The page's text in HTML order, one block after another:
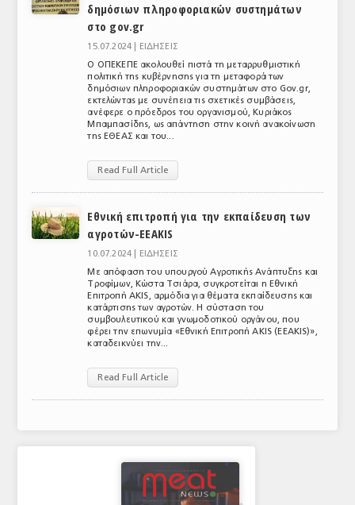
δημόσιων πληροφοριακών συστημάτων
στο gov.gr
15.07.2024 |
ΕΙΔΗΣΕΙΣ
Ο ΟΠΕΚΕΠΕ ακολουθεί πιστά τη μεταρρυθμιστική
πολιτική της κυβέρνησης για τη μεταφορά των
δημόσιων πληροφοριακών συστημάτων στο Gov.gr,
εκτελώντας με συνέπεια τις σχετικές συμβάσεις,
ανέφερε ο πρόεδρος του οργανισμού, Κυριάκος
Μπαμπασίδης, ως απάντηση στην κοινή ανακοίνωση
της ΕΘΕΑΣ και του...
Read Full Article
Εθνική επιτροπή για την εκπαίδευση των
αγροτών-EEAKIS
10.07.2024 |
ΕΙΔΗΣΕΙΣ
Με απόφαση του υπουργού Αγροτικής Ανάπτυξης και
Τροφίμων, Κώστα Τσιάρα, συγκροτείται η Εθνική
Επιτροπή AKIS, αρμόδια για θέματα εκπαίδευσης και
κατάρτισης των αγροτών. Η σύσταση του
συμβουλευτικού και γνωμοδοτικού οργάνου, που
φέρει την επωνυμία «Εθνική Επιτροπή ΑΚΙS (ΕΕΑΚΙS)»,
καταδεικνύει την...
Read Full Article